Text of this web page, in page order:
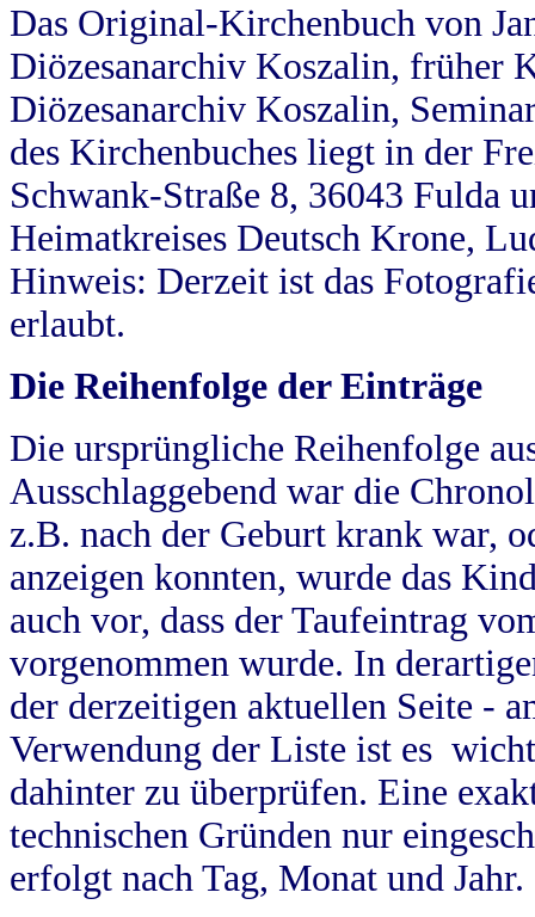
Das Original-Kirchenbuch von
Diözesanarchiv Koszalin, früher
Diözesanarchiv Koszalin,
des Kirchenbuches liegt in der
Schwank-Straße 8, 36043 Fulda
Heimatkreises Deutsch Krone,
Hinweis: Derzeit ist das
erlaubt.
Die Reihenfolge der Einträge
Die ursprüngliche Reihenfolge
Ausschlaggebend war die
z.B. nach der Geburt krank war,
anzeigen konnten, wurde das
auch vor, dass der Taufeintrag
vorgenommen wurde. In
der derzeitigen aktuellen Seite -
Verwendung der Liste ist es
dahinter zu überprüfen. Eine
technischen Gründen nur
erfolgt nach Tag, Monat und Jahr.